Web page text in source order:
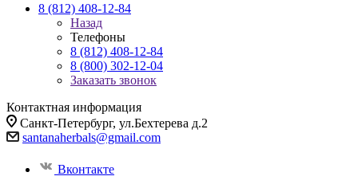
8 (812) 408-12-84
Назад
Телефоны
8 (812) 408-12-84
8 (800) 302-12-04
Заказать звонок
Контактная информация
Санкт-Петербург, ул.Бехтерева д.2
santanaherbals@gmail.com
Вконтакте